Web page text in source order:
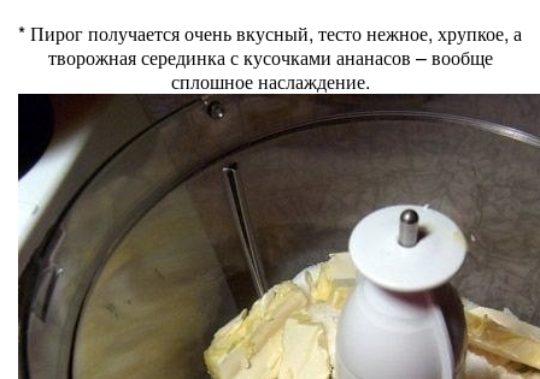
* Пирог получается очень вкусный, тесто нежное, хрупкое, а
творожная серединка с кусочками ананасов – вообще
сплошное наслаждение.